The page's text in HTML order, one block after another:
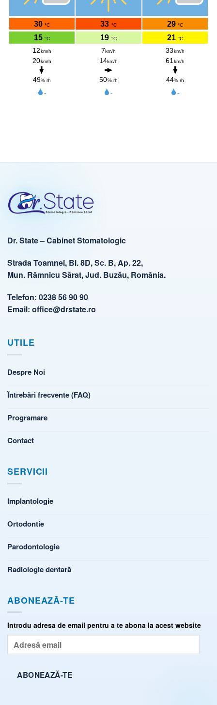
Dr. State – Cabinet Stomatologic
Strada Toamnei, Bl. 8D, Sc. B, Ap. 22,
Mun. Râmnicu Sărat, Jud. Buzău, România.
Telefon: 0238 56 90 90
Email: office@drstate.ro
UTILE
Despre Noi
Întrebări frecvente (FAQ)
Programare
Contact
SERVICII
Implantologie
Ortodontie
Parodontologie
Radiologie dentară
ABONEAZĂ-TE
Introdu adresa de email pentru a te abona la acest website
Adresă
email
ABONEAZĂ-TE